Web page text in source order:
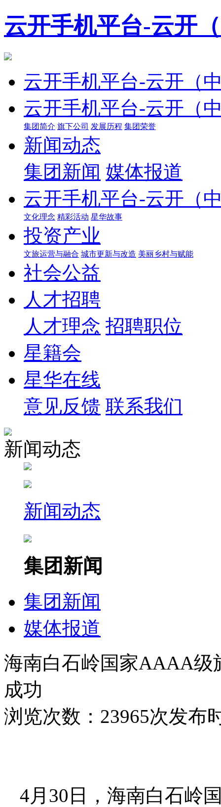
云开手机平台-云开
云开手机平台-云开（
云开手机平台-云开（
集团简介 旗下公司 发展历程 集团荣誉
新闻动态
集团新闻 媒体报道
云开手机平台-云开（
文化理念 精彩活动 星华故事
投资产业
文旅运营与融合 城市更新与改造 美丽乡村与赋能
社会公益
人才招聘
人才理念 招聘职位
星籍会
星华在线
意见反馈 联系我们
新闻动态
新闻动态
集团新闻
集团新闻
媒体报道
海南白石岭国家AAAA级
成功
浏览次数：23965次发布
4月30日，海南白石岭